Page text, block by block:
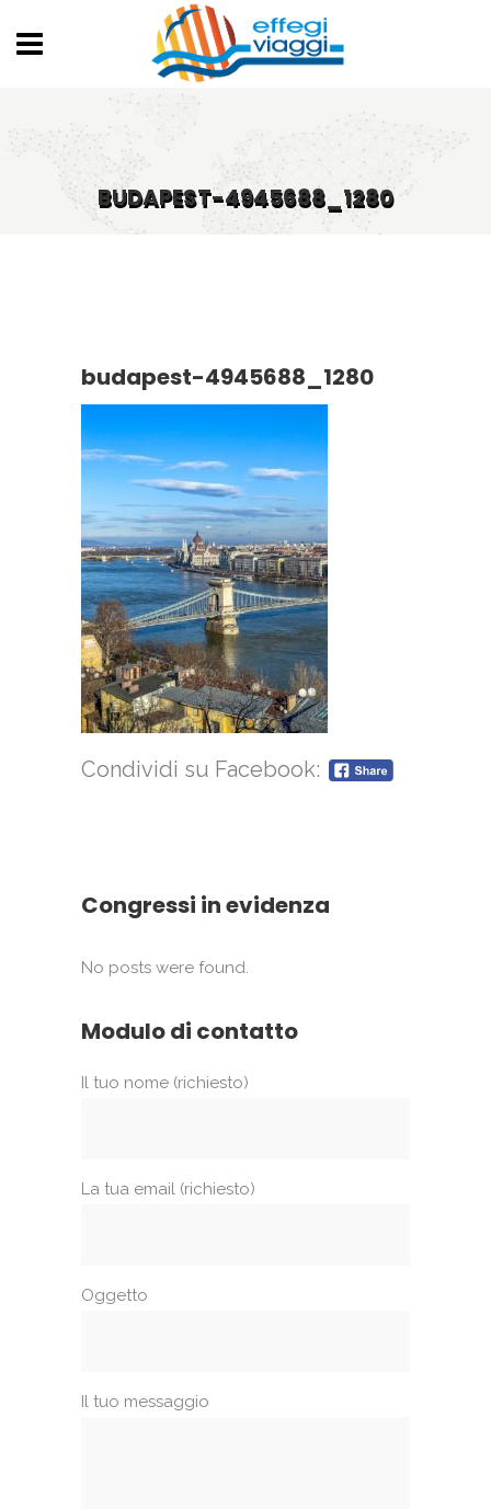
BUDAPEST-4945688_1280
budapest-4945688_1280
Condividi su Facebook:
Congressi in evidenza
No posts were found.
Modulo di contatto
Il tuo nome (richiesto)
La tua email (richiesto)
Oggetto
Il tuo messaggio